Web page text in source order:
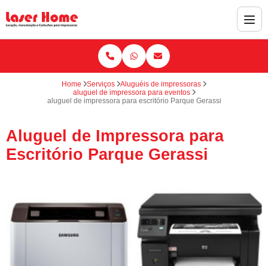
Home Serviços
Aluguéis de impressoras
aluguel de impressora para eventos
aluguel de impressora para escritório Parque Gerassi
Aluguel de Impressora para
Escritório Parque Gerassi